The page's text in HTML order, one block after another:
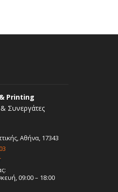
Printing
Συνεργάτες
Αθήνα, 17343
09:00 – 18:00